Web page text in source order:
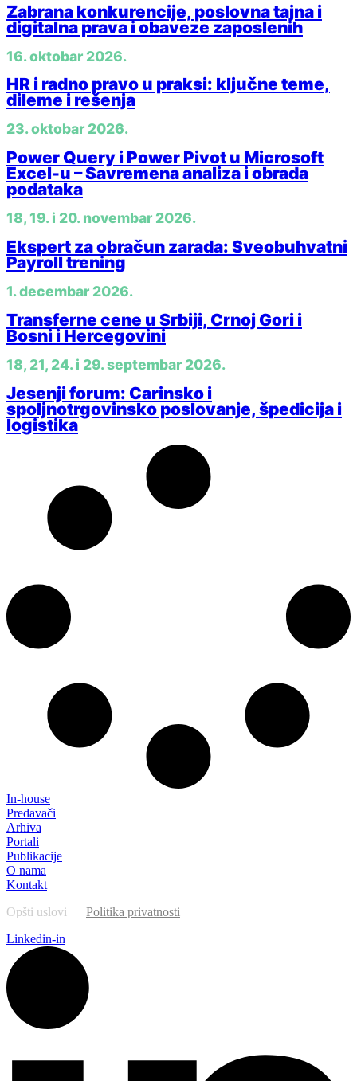
Zabrana konkurencije, poslovna tajna i
digitalna prava i obaveze zaposlenih
16. oktobar 2026.
HR i radno pravo u praksi: ključne teme,
dileme i rešenja
23. oktobar 2026.
Power Query i Power Pivot u Microsoft
Excel-u – Savremena analiza i obrada
podataka
18, 19. i 20. novembar 2026.
Ekspert za obračun zarada: Sveobuhvatni
Payroll trening
1. decembar 2026.
Transferne cene u Srbiji, Crnoj Gori i
Bosni i Hercegovini
18, 21, 24. i 29. septembar 2026.
Jesenji forum: Carinsko i
spoljnotrgovinsko poslovanje, špedicija i
logistika
In-house
Predavači
Arhiva
Portali
Publikacije
O nama
Kontakt
Opšti uslovi
Politika privatnosti
Linkedin-in